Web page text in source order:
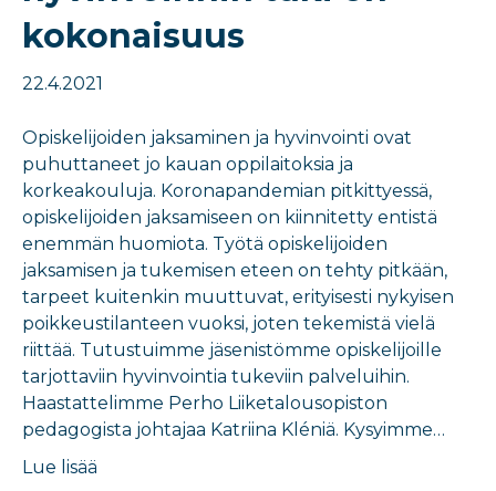
kokonaisuus
22.4.2021
Opiskelijoiden jaksaminen ja hyvinvointi ovat
puhuttaneet jo kauan oppilaitoksia ja
korkeakouluja. Koronapandemian pitkittyessä,
opiskelijoiden jaksamiseen on kiinnitetty entistä
enemmän huomiota. Työtä opiskelijoiden
jaksamisen ja tukemisen eteen on tehty pitkään,
tarpeet kuitenkin muuttuvat, erityisesti nykyisen
poikkeustilanteen vuoksi, joten tekemistä vielä
riittää. Tutustuimme jäsenistömme opiskelijoille
tarjottaviin hyvinvointia tukeviin palveluihin.
Haastattelimme Perho Liiketalousopiston
pedagogista johtajaa Katriina Kléniä. Kysyimme…
Lue lisää